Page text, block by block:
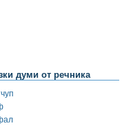
думи от речника